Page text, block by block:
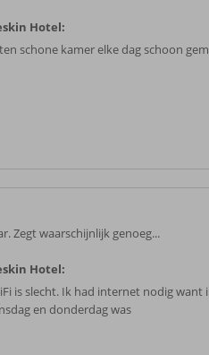
Hotel:
schone kamer elke dag schoon
Zegt waarschijnlijk genoeg...
Hotel:
is slecht. Ik had internet nodig
en donderdag was